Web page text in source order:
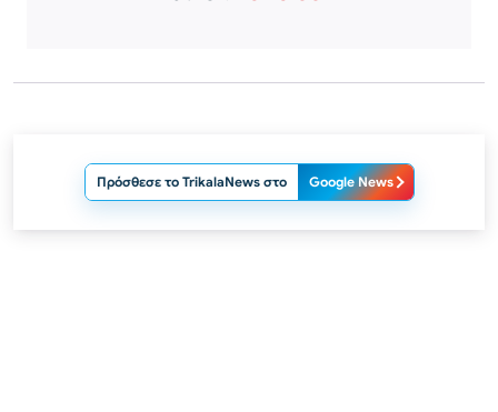
Πρόσθεσε το TrikalaNews στο Google News